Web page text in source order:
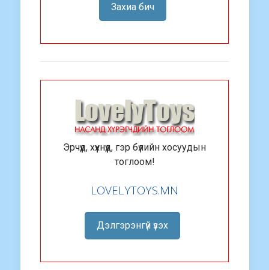
Захиа бич
Эрчүүд, хүүхнүүд, гэр бүлийн хосуудын
тоглоом!
LOVELYTOYS.MN
Дэлгэрэнгүй үзэх